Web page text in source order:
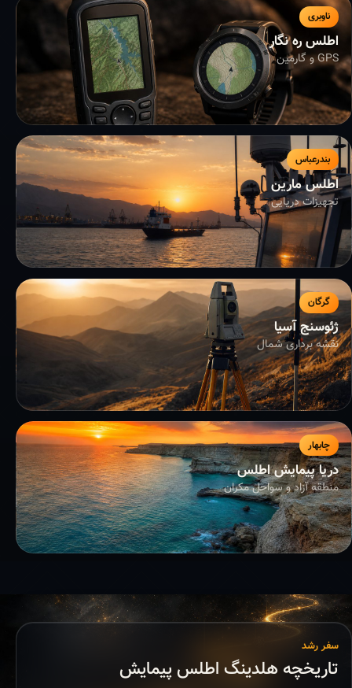
ناوبری
اطلس ره نگار
GPS و گارمین
بندرعباس
اطلس مارین
تجهیزات دریایی
گرگان
ژئوسنج آسیا
نقشه برداری شمال
چابهار
دریا پیمایش اطلس
منطقه آزاد و سواحل مکران
سفر رشد
تاریخچه هلدینگ اطلس پیمایش